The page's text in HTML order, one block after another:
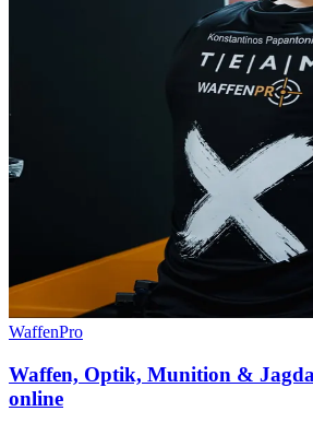
WaffenPro
Waffen, Optik, Munition &
online